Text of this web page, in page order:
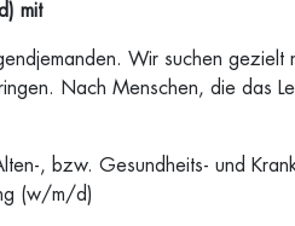
mit
Wir suchen gezielt
Nach Menschen, die das
, bzw. Gesundheits- und
(w/m/d)